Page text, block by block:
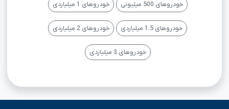
خودروهای 500 میلیونی خودروهای 1 میلیاردی
خودروهای 1.5 میلیاردی خودروهای 2 میلیاردی
خودروهای 3 میلیاردی